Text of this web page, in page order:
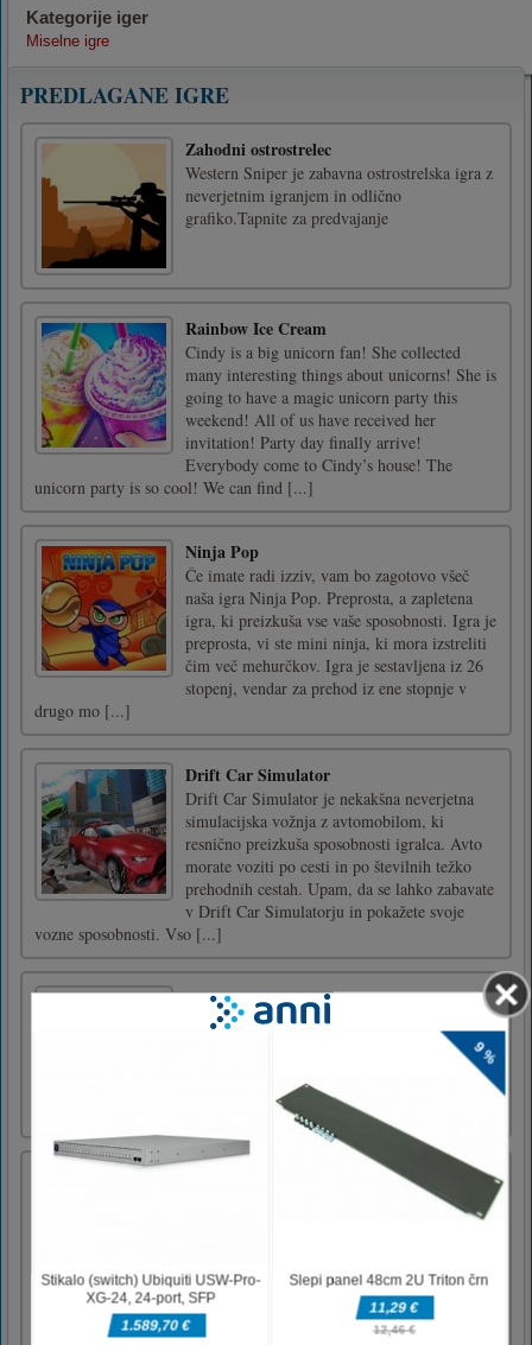
Kategorije iger
Miselne igre
PREDLAGANE IGRE
Zahodni ostrostrelec
Western Sniper je zabavna ostrostrelska igra z
neverjetnim igranjem in odlično
grafiko.Tapnite za predvajanje
Rainbow Ice Cream
Cindy is a big unicorn fan! She collected
many interesting things about unicorns! She is
going to have a magic unicorn party this
weekend! All of us have received her
invitation! Party day finally arrive!
Everybody come to Cindy’s house! The
unicorn party is so cool! We can find [...]
Ninja Pop
Če imate radi izziv, vam bo zagotovo všeč
naša igra Ninja Pop. Preprosta, a zapletena
igra, ki preizkuša vse vaše sposobnosti. Igra je
preprosta, vi ste mini ninja, ki mora izstreliti
čim več mehurčkov. Igra je sestavljena iz 26
stopenj, vendar za prehod iz ene stopnje v
drugo mo [...]
Drift Car Simulator
Drift Car Simulator je nekakšna neverjetna
simulacijska vožnja z avtomobilom, ki
resnično preizkuša sposobnosti igralca. Avto
morate voziti po cesti in po številnih težko
prehodnih cestah. Upam, da se lahko zabavate
v Drift Car Simulatorju in pokažete svoje
vozne sposobnosti. Vso [...]
Vobble Boss
Wobble Boss je zabavna igra, kjer mora
igralec pobegniti iz pisarne!Uporabite puščice
SMASH ANTS je arkadna igra, kjer morate
razbiti vse mravlje, ki pridejo s poti, in jim ne
male mravlje, ki potujejo na majhni mizi. Če
iz mize pustite, da pobegnejo več kot 3
mravlje, ste izgubi [...]